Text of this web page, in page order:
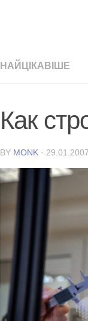
НАЙЦІКАВІШЕ
Как
BY MONK · 29.01.2007